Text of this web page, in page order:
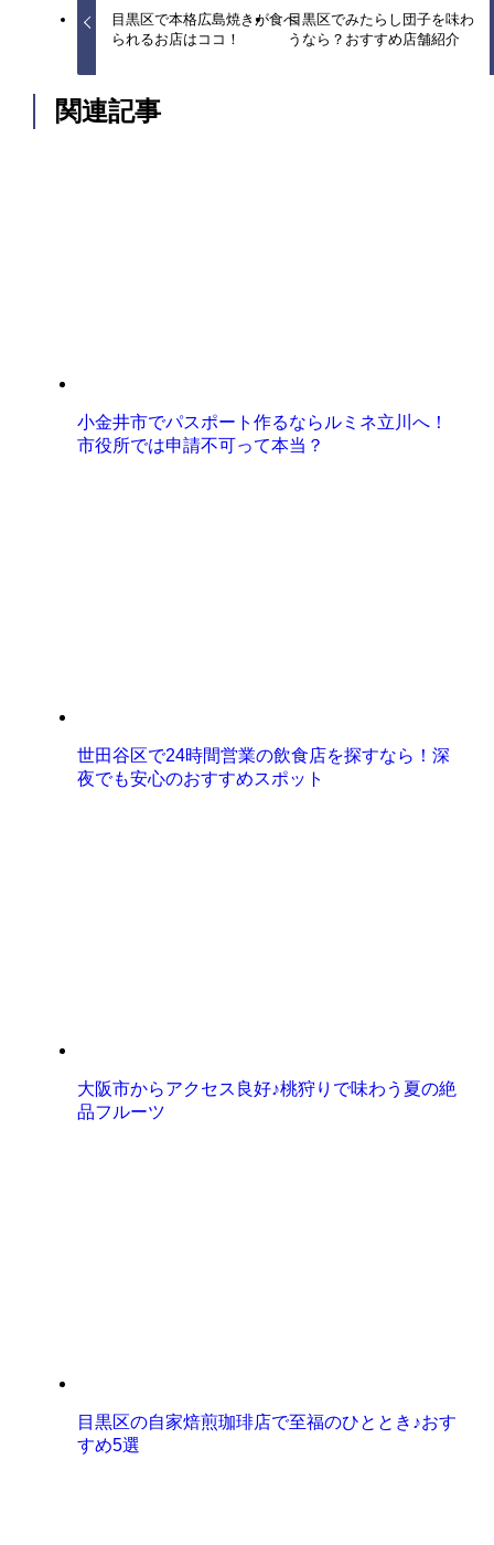
目黒区で本格広島焼きが食べ
られるお店はココ！
目黒区でみたらし団子を味わ
うなら？おすすめ店舗紹介
関連記事
小金井市でパスポート作るならルミネ立川へ！
市役所では申請不可って本当？
世田谷区で24時間営業の飲食店を探すなら！深
夜でも安心のおすすめスポット
大阪市からアクセス良好♪桃狩りで味わう夏の絶
品フルーツ
目黒区の自家焙煎珈琲店で至福のひととき♪おす
すめ5選